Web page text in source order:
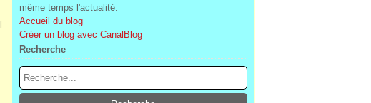
même temps l'actualité.
Accueil du blog
Créer un blog avec CanalBlog
Recherche